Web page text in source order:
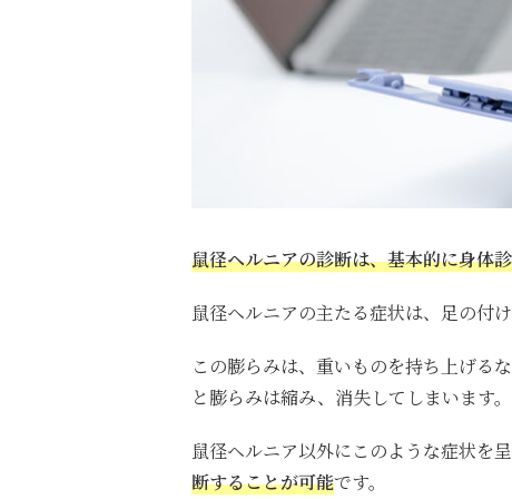
鼠径ヘルニアの診断は、基本的に身体
鼠径ヘルニアの主たる症状は、足の付
この膨らみは、重いものを持ち上げる
と膨らみは縮み、消失してしまいます。
鼠径ヘルニア以外にこのような症状を
断することが可能です。